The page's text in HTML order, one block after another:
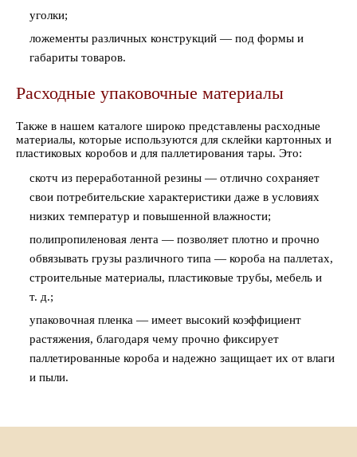
уголки;
ложементы различных конструкций — под формы и
габариты товаров.
Расходные упаковочные материалы
Также в нашем каталоге широко представлены расходные
материалы, которые используются для склейки картонных и
пластиковых коробов и для паллетирования тары. Это:
скотч из переработанной резины — отлично сохраняет
свои потребительские характеристики даже в условиях
низких температур и повышенной влажности;
полипропиленовая лента — позволяет плотно и прочно
обвязывать грузы различного типа — короба на паллетах,
строительные материалы, пластиковые трубы, мебель и
т. д.;
упаковочная пленка — имеет высокий коэффициент
растяжения, благодаря чему прочно фиксирует
паллетированные короба и надежно защищает их от влаги
и пыли.